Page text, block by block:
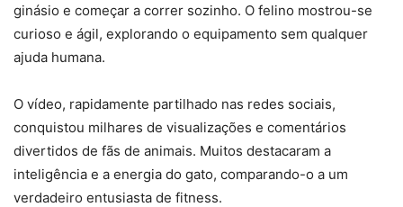
ginásio e começar a correr sozinho. O felino mostrou-se
curioso e ágil, explorando o equipamento sem qualquer
ajuda humana.
O vídeo, rapidamente partilhado nas redes sociais,
conquistou milhares de visualizações e comentários
divertidos de fãs de animais. Muitos destacaram a
inteligência e a energia do gato, comparando-o a um
verdadeiro entusiasta de fitness.